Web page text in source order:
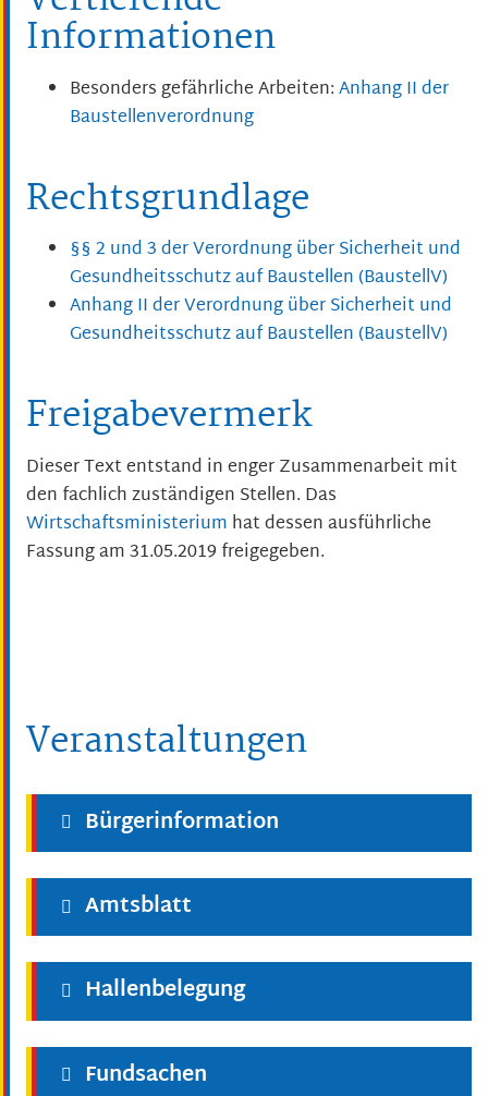
Informationen
Besonders gefährliche Arbeiten:Anhang II der
Baustellenverordnung
Rechtsgrundlage
§§ 2 und 3 der Verordnung über Sicherheit und
Gesundheitsschutz auf Baustellen (BaustellV)
Anhang II der Verordnung über Sicherheit und
Gesundheitsschutz auf Baustellen (BaustellV)
Freigabevermerk
Dieser Text entstand in enger Zusammenarbeit mit
den fachlich zuständigen Stellen. Das
Wirtschaftsministerium hat dessen ausführliche
Fassung am 31.05.2019 freigegeben.
Veranstaltungen
Bürgerinformation
Amtsblatt
Hallenbelegung
Fundsachen